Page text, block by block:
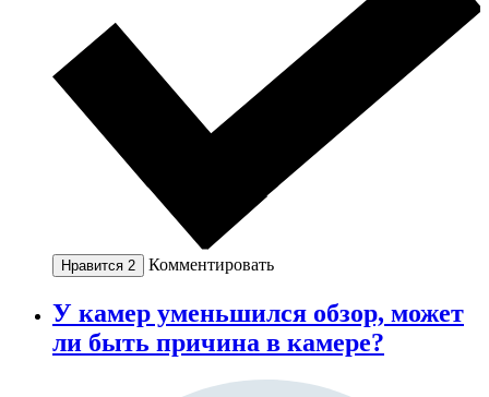
Нравится 2 Комментировать
У камер уменьшился обзор, может
ли быть причина в камере?